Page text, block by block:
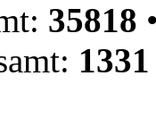
35818
1331